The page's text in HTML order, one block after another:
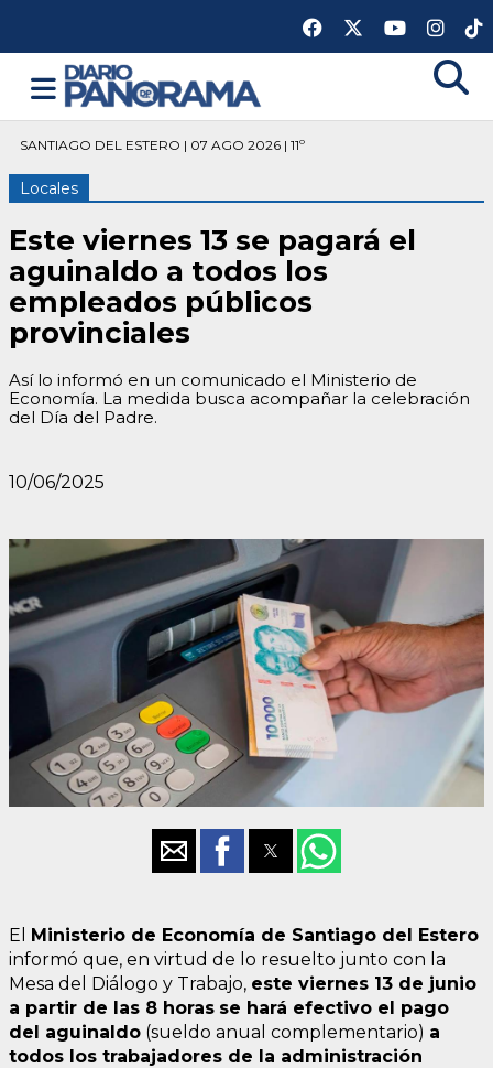
SANTIAGO DEL ESTERO | 07 AGO 2026 | 11º
Locales
Este viernes 13 se pagará el
aguinaldo a todos los
empleados públicos
provinciales
Así lo informó en un comunicado el Ministerio de
Economía. La medida busca acompañar la celebración
del Día del Padre.
10/06/2025
El Ministerio de Economía de Santiago del Estero
informó que, en virtud de lo resuelto junto con la
Mesa del Diálogo y Trabajo, este viernes 13 de junio
a partir de las 8 horas se hará efectivo el pago
del aguinaldo (sueldo anual complementario) a
todos los trabajadores de la administración